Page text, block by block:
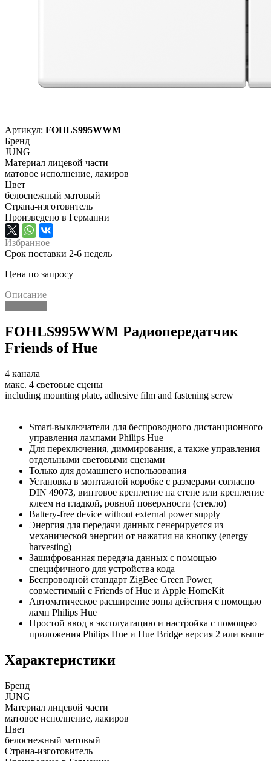
Артикул: FOHLS995WWM
Бренд
JUNG
Материал лицевой части
матовое исполнение, лакиров
Цвет
белоснежный матовый
Страна-изготовитель
Произведено в Германии
Избранное
Срок поставки 2-6 недель
Цена по запросу
Описание
FOHLS995WWM Радиопередатчик
Friends of Hue
4 канала
макс. 4 световые сцены
including mounting plate, adhesive film and fastening screw
Smart-выключатели для беспроводного дистанционного
управления лампами Philips Hue
Для переключения, диммирования, а также управления
отдельными световыми сценами
Только для домашнего использования
Установка в монтажной коробке с размерами согласно
DIN 49073, винтовое крепление на стене или крепление
клеем на гладкой, ровной поверхности (стекло)
Battery-free device without external power supply
Энергия для передачи данных генерируется из
механической энергии от нажатия на кнопку (energy
harvesting)
Зашифрованная передача данных с помощью
специфичного для устройства кода
Беспроводной стандарт ZigBee Green Power,
совместимый с Friends of Hue и Apple HomeKit
Автоматическое расширение зоны действия с помощью
ламп Philips Hue
Простой ввод в эксплуатацию и настройка с помощью
приложения Philips Hue и Hue Bridge версия 2 или выше
Характеристики
Бренд
JUNG
Материал лицевой части
матовое исполнение, лакиров
Цвет
белоснежный матовый
Страна-изготовитель